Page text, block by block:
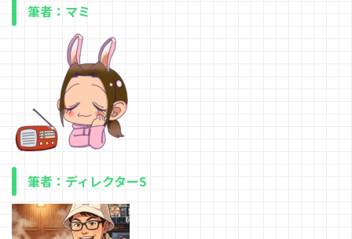
筆者：マミ
筆者：ディレクターS